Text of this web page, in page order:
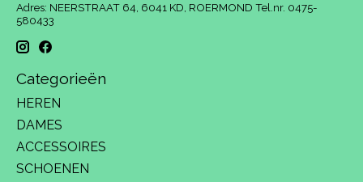
Adres: NEERSTRAAT 64, 6041 KD, ROERMOND Tel.nr. 0475-
580433
Categorieën
HEREN
DAMES
ACCESSOIRES
SCHOENEN